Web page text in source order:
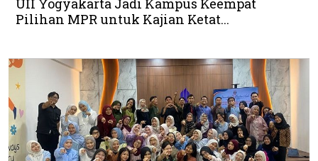
UII Yogyakarta Jadi Kampus Keempat
Pilihan MPR untuk Kajian Ketat...